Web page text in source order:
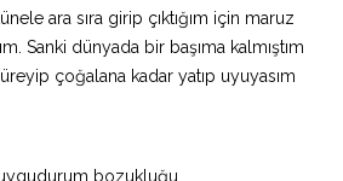
ara sıra girip çıktığım için maruz
Sanki dünyada bir başıma kalmıştım
çoğalana kadar yatıp uyuyasım